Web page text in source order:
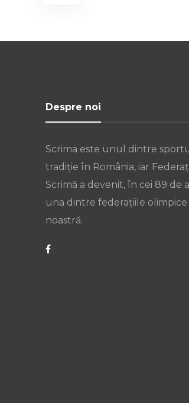
Despre noi
Scrima este unul dintre
tradiție în România, iar
Scrimă a devenit, în cei 89 de
una dintre federațiile
noastră.